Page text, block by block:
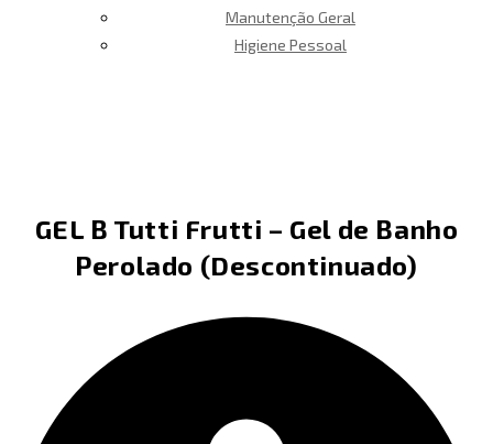
Manutenção Geral
Higiene Pessoal
GEL B Tutti Frutti – Gel de Banho
Perolado (Descontinuado)